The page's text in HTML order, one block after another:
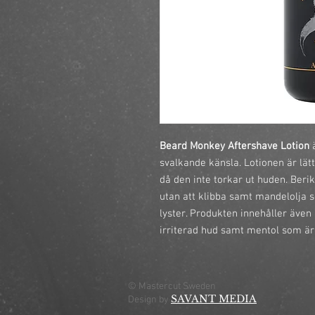
Beard Monkey Aftershave Lotion
svalkande känsla. Lotionen är
då den inte torkar ut huden.
utan att klibba samt mandelolja
lyster. Produkten innehåller
irriterad hud samt mentol som
© Mastercut Sweden
Design by SAVANT MEDIA